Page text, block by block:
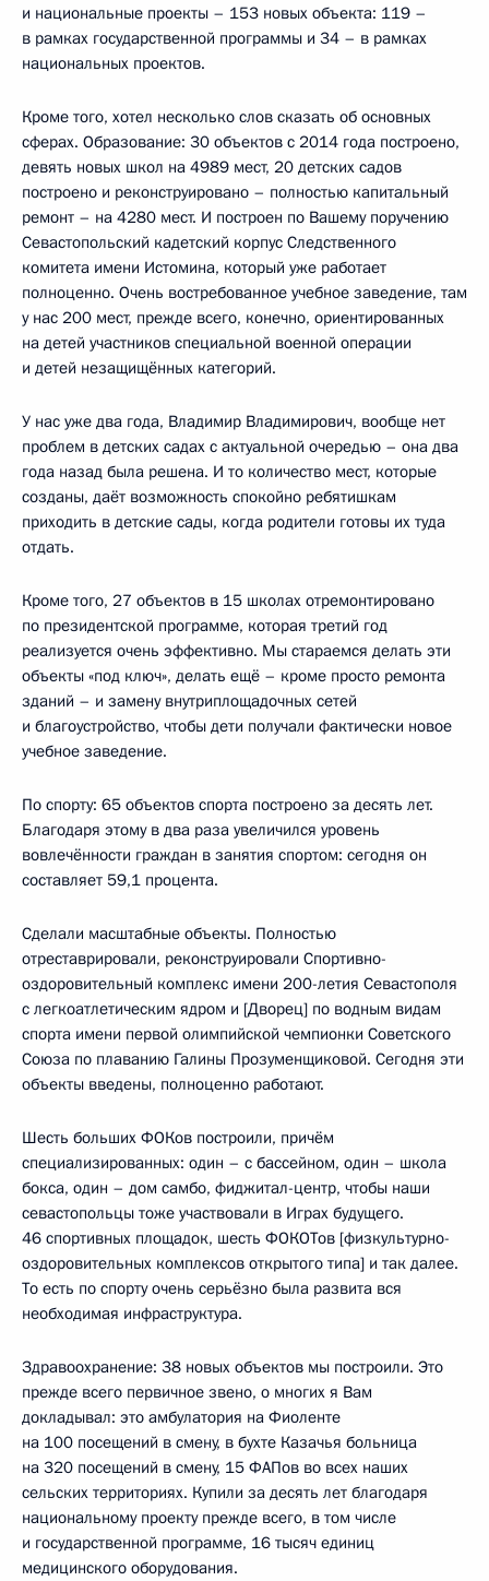
и национальные проекты – 153 новых объекта: 119 –
в рамках государственной программы и 34 – в рамках
национальных проектов.
Кроме того, хотел несколько слов сказать об основных
сферах. Образование: 30 объектов с 2014 года построено,
девять новых школ на 4989 мест, 20 детских садов
построено и реконструировано – полностью капитальный
ремонт – на 4280 мест. И построен по Вашему поручению
Севастопольский кадетский корпус Следственного
комитета имени Истомина, который уже работает
полноценно. Очень востребованное учебное заведение, там
у нас 200 мест, прежде всего, конечно, ориентированных
на детей участников специальной военной операции
и детей незащищённых категорий.
У нас уже два года, Владимир Владимирович, вообще нет
проблем в детских садах с актуальной очередью – она два
года назад была решена. И то количество мест, которые
созданы, даёт возможность спокойно ребятишкам
приходить в детские сады, когда родители готовы их туда
отдать.
Кроме того, 27 объектов в 15 школах отремонтировано
по президентской программе, которая третий год
реализуется очень эффективно. Мы стараемся делать эти
объекты «под ключ», делать ещё – кроме просто ремонта
зданий – и замену внутриплощадочных сетей
и благоустройство, чтобы дети получали фактически новое
учебное заведение.
По спорту: 65 объектов спорта построено за десять лет.
Благодаря этому в два раза увеличился уровень
вовлечённости граждан в занятия спортом: сегодня он
составляет 59,1 процента.
Сделали масштабные объекты. Полностью
отреставрировали, реконструировали Спортивно-
оздоровительный комплекс имени 200-летия Севастополя
с легкоатлетическим ядром и [Дворец] по водным видам
спорта имени первой олимпийской чемпионки Советского
Союза по плаванию Галины Прозуменщиковой. Сегодня эти
объекты введены, полноценно работают.
Шесть больших ФОКов построили, причём
специализированных: один – с бассейном, один – школа
бокса, один – дом самбо, фиджитал-центр, чтобы наши
севастопольцы тоже участвовали в Играх будущего.
46 спортивных площадок, шесть ФОКОТов [физкультурно-
оздоровительных комплексов открытого типа] и так далее.
То есть по спорту очень серьёзно была развита вся
необходимая инфраструктура.
Здравоохранение: 38 новых объектов мы построили. Это
прежде всего первичное звено, о многих я Вам
докладывал: это амбулатория на Фиоленте
на 100 посещений в смену, в бухте Казачья больница
на 320 посещений в смену, 15 ФАПов во всех наших
сельских территориях. Купили за десять лет благодаря
национальному проекту прежде всего, в том числе
и государственной программе, 16 тысяч единиц
медицинского оборудования.